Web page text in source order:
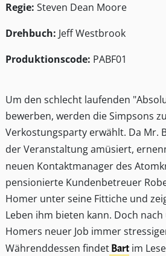
Regie: Steven Dean Moore
Drehbuch: Jeff Westbrook
Produktionscode: PABF01
Um den schlecht laufenden
bewerben, werden die Simpsons
Verkostungsparty erwählt. Da Mr.
der Veranstaltung amüsiert,
neuen Kontaktmanager des
pensionierte Kundenbetreuer
Homer unter seine Fittiche und
Leben ihm bieten kann. Doch
Homers neuer Job immer
Währenddessen findetBart im